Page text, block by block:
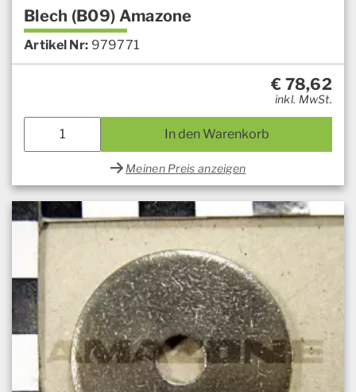
Blech (B09) Amazone
Artikel Nr: 979771
€ 78,62
inkl. MwSt.
In den Warenkorb
Meinen Preis anzeigen